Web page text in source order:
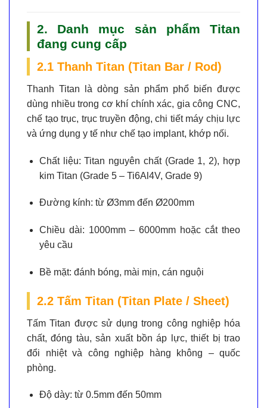
2. Danh mục sản phẩm Titan
đang cung cấp
2.1 Thanh Titan (Titan Bar / Rod)
Thanh Titan là dòng sản phẩm phổ biến được
dùng nhiều trong cơ khí chính xác, gia công CNC,
chế tạo trục, trục truyền động, chi tiết máy chịu lực
và ứng dụng y tế như chế tạo implant, khớp nối.
Chất liệu: Titan nguyên chất (Grade 1, 2), hợp
kim Titan (Grade 5 – Ti6Al4V, Grade 9)
Đường kính: từ Ø3mm đến Ø200mm
Chiều dài: 1000mm – 6000mm hoặc cắt theo
yêu cầu
Bề mặt: đánh bóng, mài mịn, cán nguội
2.2 Tấm Titan (Titan Plate / Sheet)
Tấm Titan được sử dụng trong công nghiệp hóa
chất, đóng tàu, sản xuất bồn áp lực, thiết bị trao
đổi nhiệt và công nghiệp hàng không – quốc
phòng.
Độ dày: từ 0.5mm đến 50mm